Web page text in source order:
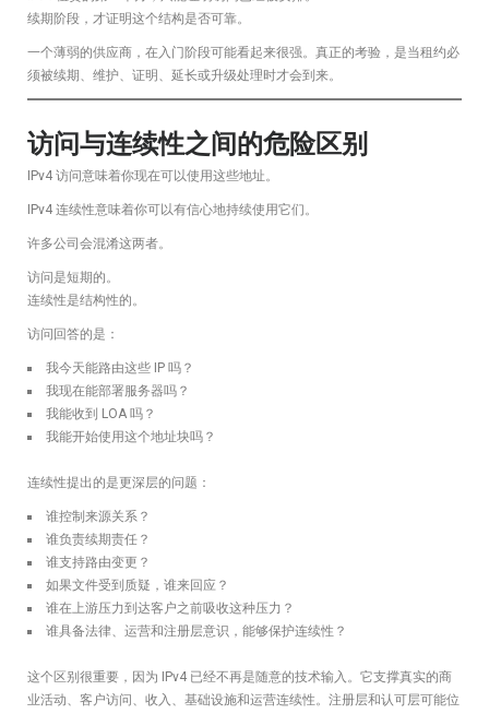
续期阶段，才证明这个结构是否可靠。
一个薄弱的供应商，在入门阶段可能看起来很强。真正的考验，是当租约必
须被续期、维护、证明、延长或升级处理时才会到来。
访问与连续性之间的危险区别
IPv4 访问意味着你现在可以使用这些地址。
IPv4 连续性意味着你可以有信心地持续使用它们。
许多公司会混淆这两者。
访问是短期的。
连续性是结构性的。
访问回答的是：
我今天能路由这些 IP 吗？
我现在能部署服务器吗？
我能收到 LOA 吗？
我能开始使用这个地址块吗？
连续性提出的是更深层的问题：
谁控制来源关系？
谁负责续期责任？
谁支持路由变更？
如果文件受到质疑，谁来回应？
谁在上游压力到达客户之前吸收这种压力？
谁具备法律、运营和注册层意识，能够保护连续性？
这个区别很重要，因为 IPv4 已经不再是随意的技术输入。它支撑真实的商
业活动、客户访问、收入、基础设施和运营连续性。注册层和认可层可能位